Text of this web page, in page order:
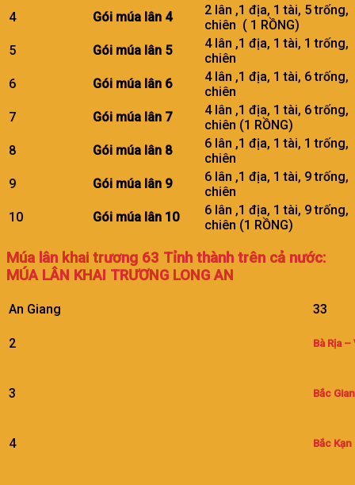
4
Gói múa lân 4
2 lân ,1 địa, 1 tài, 5
chiên ( 1 RỒNG)
5
Gói múa lân 5
4 lân ,1 địa, 1 tài, 1
chiên
6
Gói múa lân 6
4 lân ,1 địa, 1 tài, 6
chiên
7
Gói múa lân 7
4 lân ,1 địa, 1 tài, 6
chiên (1 RỒNG)
8
Gói múa lân 8
6 lân ,1 địa, 1 tài, 1
chiên
9
Gói múa lân 9
6 lân ,1 địa, 1 tài, 9
chiên
10
Gói múa lân 10
6 lân ,1 địa, 1 tài, 9
chiên (1 RỒNG)
Múa lân khai trương 63 Tỉnh thành trên cả nước:
MÚA LÂN KHAI TRƯƠNG LONG AN
An Giang 33
2 Bà Rịa –
3 Bắc
4 Bắc Kạn